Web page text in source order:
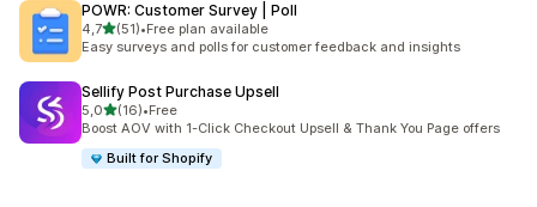
POWR: Customer Survey | Poll
4,75 yıldız üzerinden
(51)
toplam 51 değerlendirme
•Free plan available
Easy surveys and polls for customer feedback and insights
Sellify Post Purchase Upsell
5,05 yıldız üzerinden
(16)
toplam 16 değerlendirme
•Free
Boost AOV with 1-Click Checkout Upsell & Thank You Page offers
Built for Shopify